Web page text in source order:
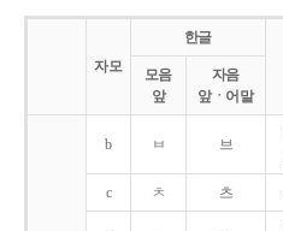
자모
한글
모음
앞
자음
앞ㆍ어말
b ㅂ 브
c ㅊ 츠